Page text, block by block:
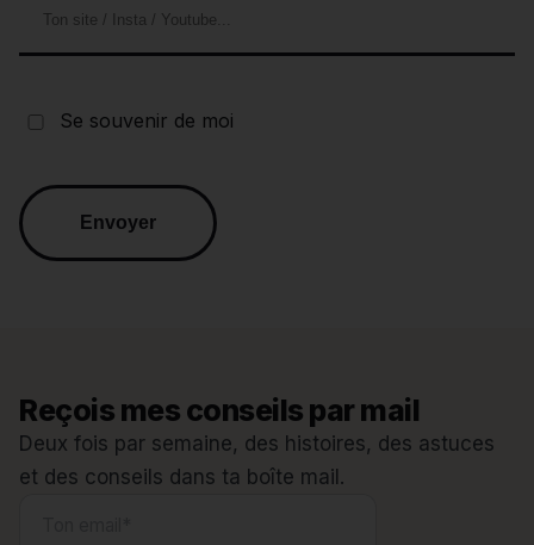
Se souvenir de moi
Reçois mes conseils par mail
Deux fois par semaine, des histoires, des astuces
et des conseils dans ta boîte mail.